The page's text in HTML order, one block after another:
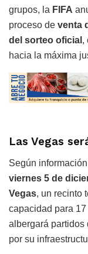
grupos, la FIFA
proceso de venta
del sorteo oficial ,
hacia la máxima
Las Vegas
Según
viernes 5 de
Vegas, un recinto
capacidad para
albergará partidos
por su